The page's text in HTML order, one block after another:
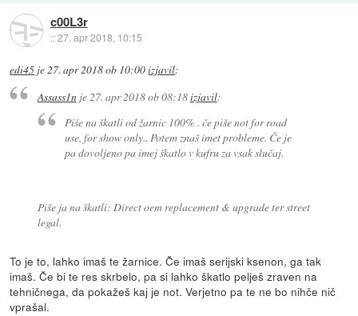
c00L3r
::27. apr 2018, 10:15
edi45 je27. apr 2018 ob 10:00izjavil:
Assass1nje 27. apr 2018 ob 08:18izjavil:
Piše na škatli od žarnic 100% . če piše not for road
use, for show only.. Potem znaš imet probleme. Če je
pa dovoljeno pa imej škatlo v kufru za vsak slučaj.
Piše ja na škatli: Direct oem replacement & upgrade ter street
legal.
To je to, lahko imaš te žarnice. Če imaš serijski ksenon, ga tak
imaš. Če bi te res skrbelo, pa si lahko škatlo pelješ zraven na
tehničnega, da pokažeš kaj je not. Verjetno pa te ne bo nihče nič
vprašal.